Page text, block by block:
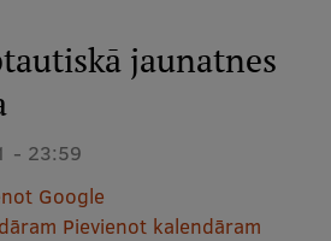
jaunatnes
- 23:59
Google
Pievienot kalendāram